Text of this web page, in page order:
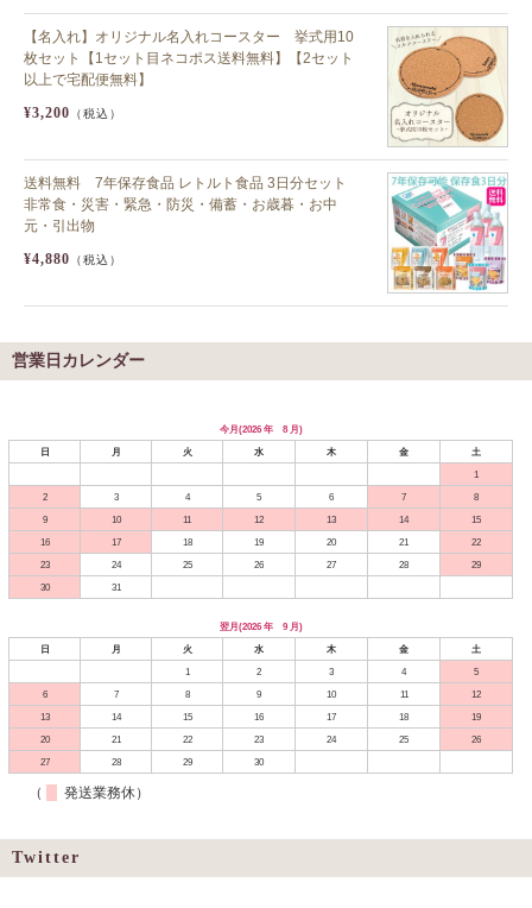
【名入れ】オリジナル名入れコースター 挙式用10
枚セット【1セット目ネコポス送料無料】【2セット
以上で宅配便無料】
¥3,200 （税込）
送料無料 7年保存食品 レトルト食品 3日分セット
非常食・災害・緊急・防災・備蓄・お歳暮・お中
元・引出物
¥4,880 （税込）
営業日カレンダー
今月(2026 年 8 月)
日
月 火 水 木 金
土
1
2
3 4 5 6 7
8
9
10 11 12 13 14
15
16
17 18 19 20 21
22
23
24 25 26 27 28
29
30
31
翌月(2026 年 9 月)
日
月 火 水 木 金
土
1
2 3 4
5
6
7 8 9 10 11
12
13
14 15 16 17 18
19
20
21 22 23 24 25
26
27
28 29 30
（ 発送業務休）
Twitter